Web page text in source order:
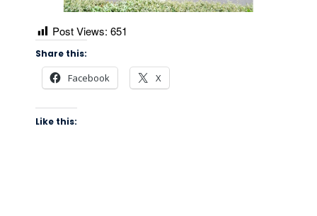
Post Views: 651
Share this:
Facebook X
Like this: